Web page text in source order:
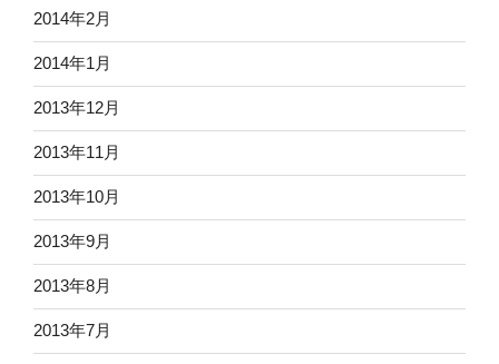
2014年2月
2014年1月
2013年12月
2013年11月
2013年10月
2013年9月
2013年8月
2013年7月